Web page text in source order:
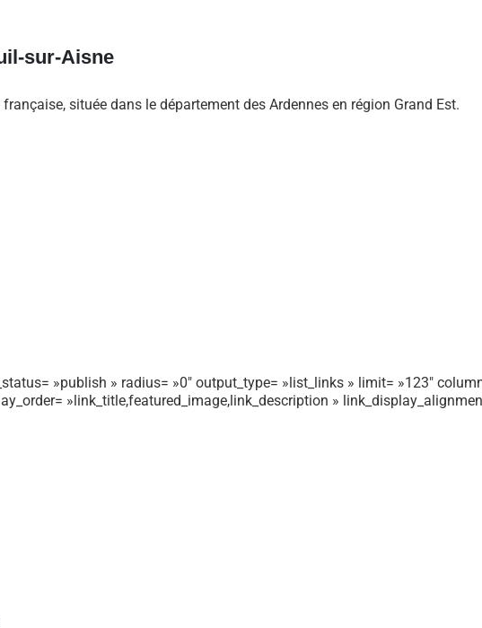
sur-Aisne
située dans le département des Ardennes en région Grand Est.
»publish » radius= »0″ output_type= »list_links » limit= »123″
»link_title,featured_image,link_description »